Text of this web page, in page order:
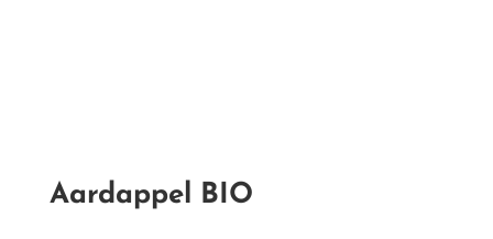
Aardappel BIO